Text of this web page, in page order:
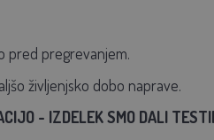
pred pregrevanjem.
življenjsko dobo naprave.
- IZDELEK SMO DALI